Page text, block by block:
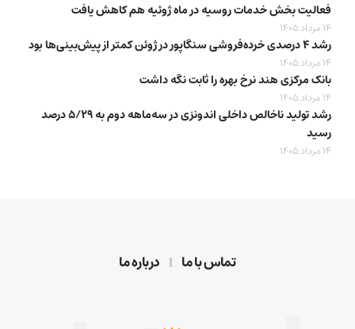
فعالیت بخش خدمات روسیه در ماه ژوئیه هم کاهش یافت
14 مرداد 1405
رشد ۴ درصدی خرده‌فروشی سنگاپور در ژوئن کمتر از پیش‌بینی‌ها بود
14 مرداد 1405
بانک مرکزی هند نرخ بهره را ثابت نگه داشت
14 مرداد 1405
رشد تولید ناخالص داخلی اندونزی در سه‌ماهه دوم به ۵/۲۹ درصد
رسید
14 مرداد 1405
تماس با ما درباره ما